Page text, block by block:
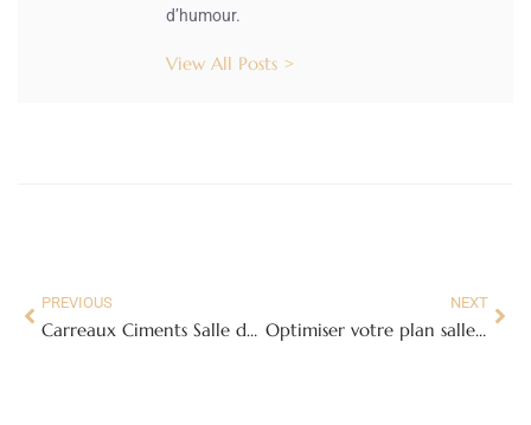
d’humour.
View All Posts >
PREVIOUS
Carreaux Ciments Salle de Bain : L’Élégance et l’Authenticité au Rendez-Vous
NEXT
Optimiser votre plan salle de bain sous pente 5m2 : Guide complet pour un espace fonctionnel et esthétique